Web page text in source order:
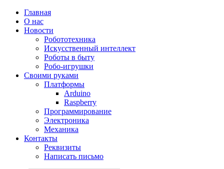
Главная
О нас
Новости
Робототехника
Искусственный интеллект
Роботы в быту
Робо-игрушки
Своими руками
Платформы
Arduino
Raspberry
Программирование
Электроника
Механика
Контакты
Реквизиты
Написать письмо